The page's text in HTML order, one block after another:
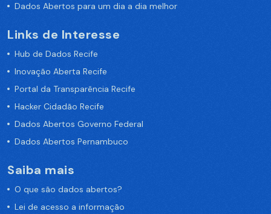
Dados Abertos para um dia a dia melhor
Links de Interesse
Hub de Dados Recife
Inovação Aberta Recife
Portal da Transparência Recife
Hacker Cidadão Recife
Dados Abertos Governo Federal
Dados Abertos Pernambuco
Saiba mais
O que são dados abertos?
Lei de acesso a informação